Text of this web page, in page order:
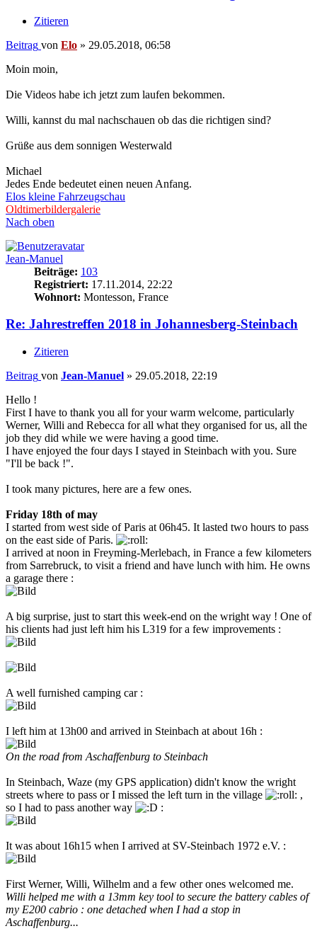
Zitieren
Beitrag von Elo » 29.05.2018, 06:58
Moin moin,
Die Videos habe ich jetzt zum laufen bekommen.
Willi, kannst du mal nachschauen ob das die richtigen sind?
Grüße aus dem sonnigen Westerwald
Michael
Jedes Ende bedeutet einen neuen Anfang.
Elos kleine Fahrzeugschau
Oldtimerbildergalerie
Nach oben
Jean-Manuel
Beiträge: 103
Registriert: 17.11.2014, 22:22
Wohnort: Montesson, France
Re: Jahrestreffen 2018 in Johannesberg-Steinbach
Zitieren
Beitrag von Jean-Manuel » 29.05.2018, 22:19
Hello !
First I have to thank you all for your warm welcome, particularly
Werner, Willi and Rebecca for all what they organised for us, all the
job they did while we were having a good time.
I have enjoyed the four days I stayed in Steinbach with you. Sure
"I'll be back !".
I took many pictures, here are a few ones.
Friday 18th of may
I started from west side of Paris at 06h45. It lasted two hours to pass
on the east side of Paris.
I arrived at noon in Freyming-Merlebach, in France a few kilometers
from Sarrebruck, to visit a friend and have lunch with him. He owns
a garage there :
A big surprise, just to start this week-end on the wright way ! One of
his clients had just left him his L319 for a few improvements :
A well furnished camping car :
I left him at 13h00 and arrived in Steinbach at about 16h :
On the road from Aschaffenburg to Steinbach
In Steinbach, Waze (my GPS application) didn't know the wright
streets where to pass or I missed the left turn in the village
,
so I had to pass another way
:
It was about 16h15 when I arrived at SV-Steinbach 1972 e.V. :
First Werner, Willi, Wilhelm and a few other ones welcomed me.
Willi helped me with a 13mm key tool to secure the battery cables of
my E200 cabrio : one detached when I had a stop in
Aschaffenburg...